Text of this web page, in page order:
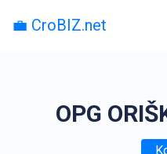
💼 CroBIZ.net
OPG